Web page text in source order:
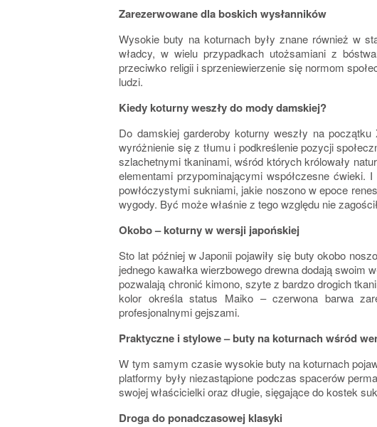
Zarezerwowane dla boskich wysłanników
Wysokie buty na koturnach były znane również w
władcy, w wielu przypadkach utożsamiani z
przeciwko religii i sprzeniewierzenie się normom
ludzi.
Kiedy koturny weszły do mody damskiej?
Do damskiej garderoby koturny weszły na
wyróżnienie się z tłumu i podkreślenie pozycji
szlachetnymi tkaninami, wśród których królowały
elementami przypominającymi współczesne ćwieki.
powłóczystymi sukniami, jakie noszono w epoce
wygody. Być może właśnie z tego względu nie
Okobo – koturny w wersji japońskiej
Sto lat później w Japonii pojawiły się buty okobo
jednego kawałka wierzbowego drewna dodają
pozwalają chronić kimono, szyte z bardzo drogich
kolor określa status Maiko – czerwona barwa
profesjonalnymi gejszami.
Praktyczne i stylowe – buty na koturnach wśród
W tym samym czasie wysokie buty na koturnach
platformy były niezastąpione podczas spacerów
swojej właścicielki oraz długie, sięgające do kostek
Droga do ponadczasowej klasyki